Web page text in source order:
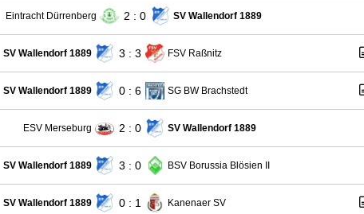
Eintracht Dürrenberg 2 : 0 SV Wallendorf 1889
SV Wallendorf 1889 3 : 3 FSV Raßnitz
SV Wallendorf 1889 0 : 6 SG BW Brachstedt
ESV Merseburg 2 : 0 SV Wallendorf 1889
SV Wallendorf 1889 3 : 0 BSV Borussia Blösien II
SV Wallendorf 1889 0 : 1 Kanenaer SV